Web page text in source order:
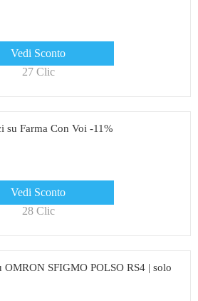
Vedi Sconto
27 Clic
su Farma Con Voi -11%
Vedi Sconto
28 Clic
SFIGMO POLSO RS4 | solo